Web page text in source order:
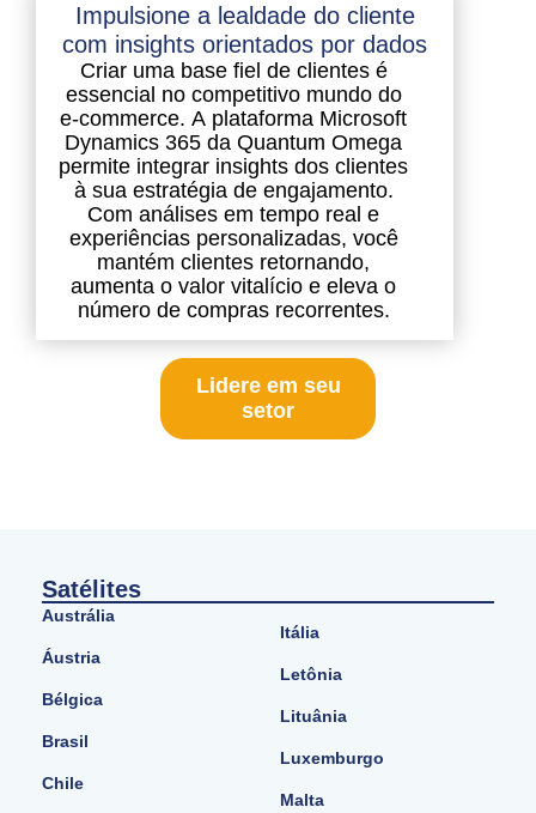
Impulsione a lealdade do cliente
com insights orientados por dados
Criar uma base fiel de clientes é
essencial no competitivo mundo do
e-commerce. A plataforma Microsoft
Dynamics 365 da Quantum Omega
permite integrar insights dos clientes
à sua estratégia de engajamento.
Com análises em tempo real e
experiências personalizadas, você
mantém clientes retornando,
aumenta o valor vitalício e eleva o
número de compras recorrentes.
Lidere em seu
setor
Satélites
Austrália
Áustria
Bélgica
Brasil
Chile
Itália
Letônia
Lituânia
Luxemburgo
Malta